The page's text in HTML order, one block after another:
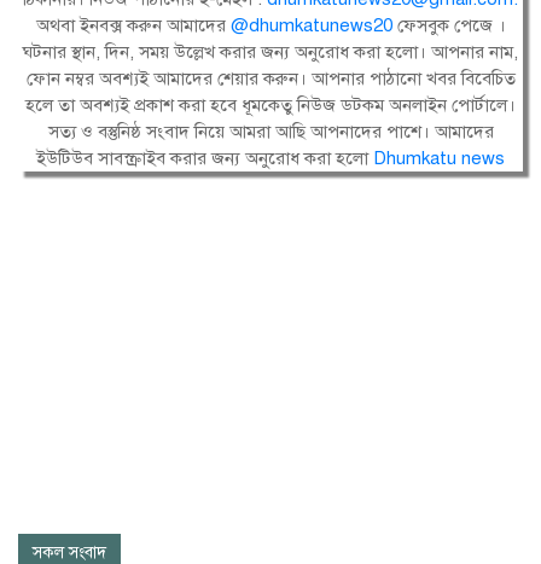
অথবা ইনবক্স করুন আমাদের@dhumkatunews20 ফেসবুক পেজে ।
ঘটনার স্থান, দিন, সময় উল্লেখ করার জন্য অনুরোধ করা হলো। আপনার নাম,
ফোন নম্বর অবশ্যই আমাদের শেয়ার করুন। আপনার পাঠানো খবর বিবেচিত
হলে তা অবশ্যই প্রকাশ করা হবে ধূমকেতু নিউজ ডটকম অনলাইন পোর্টালে।
সত্য ও বস্তুনিষ্ঠ সংবাদ নিয়ে আমরা আছি আপনাদের পাশে। আমাদের
ইউটিউব সাবস্ক্রাইব করার জন্য অনুরোধ করা হলো Dhumkatu news
সকল সংবাদ